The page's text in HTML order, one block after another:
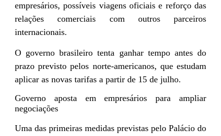
empresários, possíveis viagens oficiais e reforço das
relações comerciais com outros parceiros
internacionais.
O governo brasileiro tenta ganhar tempo antes do
prazo previsto pelos norte-americanos, que estudam
aplicar as novas tarifas a partir de 15 de julho.
Governo aposta em empresários para ampliar
negociações
Uma das primeiras medidas previstas pelo Palácio do